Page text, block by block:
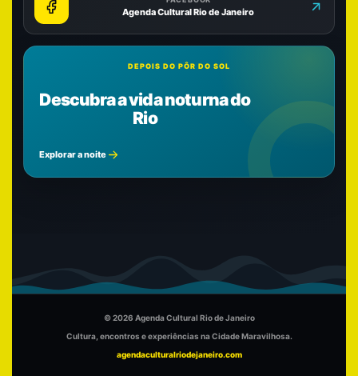
Agenda Cultural Rio de Janeiro
DEPOIS DO PÔR DO SOL
Descubra a vida noturna do
Rio
Explorar a noite
© 2026 Agenda Cultural Rio de Janeiro
Cultura, encontros e experiências na Cidade Maravilhosa.
agendaculturalriodejaneiro.com